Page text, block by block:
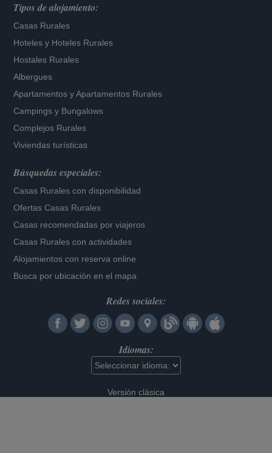
Tipos de alojamiento:
Casas Rurales
Hoteles y Hoteles Rurales
Hostales Rurales
Albergues
Apartamentos yApartamentos Rurales
Campings y Bungalows
Complejos Rurales
Viviendas turísticas
Búsquedas especiales:
Casas Rurales con disponibilidad
Ofertas Casas Rurales
Casas recomendadas por viajeros
Casas Rurales con actividades
Alojamientos con reserva online
Busca por ubicación en el mapa
Redes sociales:
Idiomas:
Versión clásica